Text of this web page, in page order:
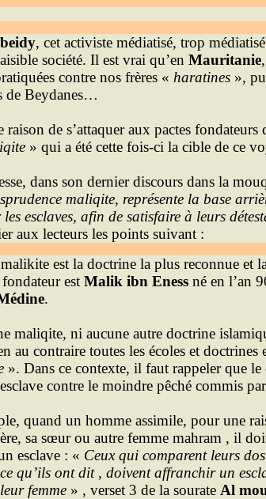
, cet activiste médiatisé, trop
société. Il est vrai qu’en Mauritanie
contre nos frères « haratines»,
de Beydanes…
raison de s’attaquer aux pactes
» qui a été cette fois-ci la cible de ce
dans son dernier discours dans la
maliqite, représente la base
esclaves, afin de satisfaire à leurs
aux lecteurs les points suivant :
est la doctrine la plus reconnue et
est Malik ibn Enessné en l’an
.
maliqite, ni aucune autre doctrine
au contraire toutes les écoles et
». Dans ce contexte, il faut rappeler que le
contre le moindre pêché commis
quand un homme assimile, pour une
sa sœur ou autre femme mahram , il
esclave : « Ceux qui comparent leurs
qu’ils ont dit , doivent affranchir un
femme» , verset 3 de la sourate Al